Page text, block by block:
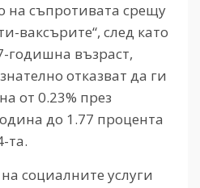
на съпротивата срещу
ваксърите“, след като
годишна възраст,
отказват да ги
от 0.23% през
до 1.77 процента
та.
социалните услуги